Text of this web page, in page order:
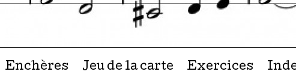
contenu
Enchères Jeu de la carte Exercices